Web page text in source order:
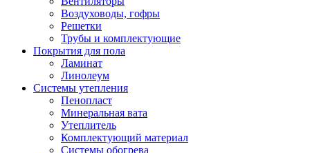
Воздуховоды, гофры
Решетки
Трубы и комплектующие
Покрытия для пола
Ламинат
Линолеум
Системы утепления
Пенопласт
Минеральная вата
Утеплитель
Комплектующий материал
Системы обогрева